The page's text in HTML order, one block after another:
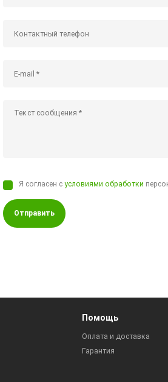
Я согласен сусловиями обработки
Отправить
Помощь
Оплата и доставка
Гарантия